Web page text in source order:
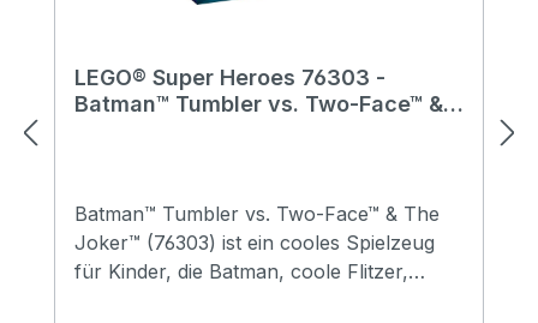
LEGO® Super Heroes 76303 -
Batman™ Tumbler vs. Two-Face™ &
Batman™ Tumbler vs. Two-Face™ & The
Joker™ (76303) ist ein cooles Spielzeug
für Kinder, die Batman, coole Flitzer,